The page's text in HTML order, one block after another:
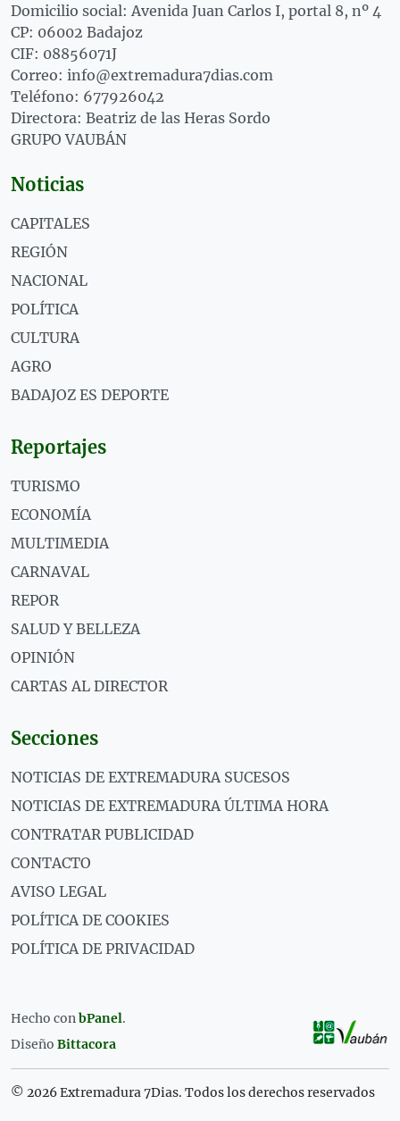
Domicilio social: Avenida Juan Carlos I, portal 8, nº 4
CP: 06002 Badajoz
CIF: 08856071J
Correo: info@extremadura7dias.com
Teléfono: 677926042
Directora: Beatriz de las Heras Sordo
GRUPO VAUBÁN
Noticias
CAPITALES
REGIÓN
NACIONAL
POLÍTICA
CULTURA
AGRO
BADAJOZ ES DEPORTE
Reportajes
TURISMO
ECONOMÍA
MULTIMEDIA
CARNAVAL
REPOR
SALUD Y BELLEZA
OPINIÓN
CARTAS AL DIRECTOR
Secciones
NOTICIAS DE EXTREMADURA SUCESOS
NOTICIAS DE EXTREMADURA ÚLTIMA HORA
CONTRATAR PUBLICIDAD
CONTACTO
AVISO LEGAL
POLÍTICA DE COOKIES
POLÍTICA DE PRIVACIDAD
Hecho conbPanel.
Diseño Bittacora
© 2026 Extremadura 7Dias. Todos los derechos reservados